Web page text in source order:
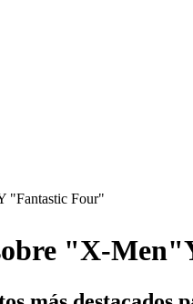
"Fantastic Four"
"X-